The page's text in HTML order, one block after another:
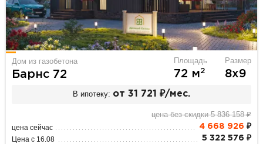
Дом из газобетона
Барнс 72
Площадь
72 м2
Размер
8х9
В ипотеку: от 31 721 ₽/мес.
цена без скидки 5 836 158 ₽
цена сейчас 4 668 926 ₽
Цена с 16.08 5 322 576 ₽